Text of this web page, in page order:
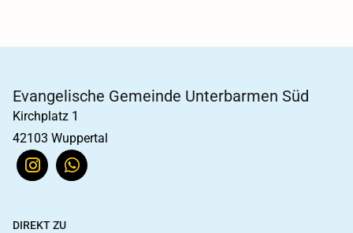
Evangelische Gemeinde Unterbarmen Süd
Kirchplatz 1
42103 Wuppertal
DIREKT ZU